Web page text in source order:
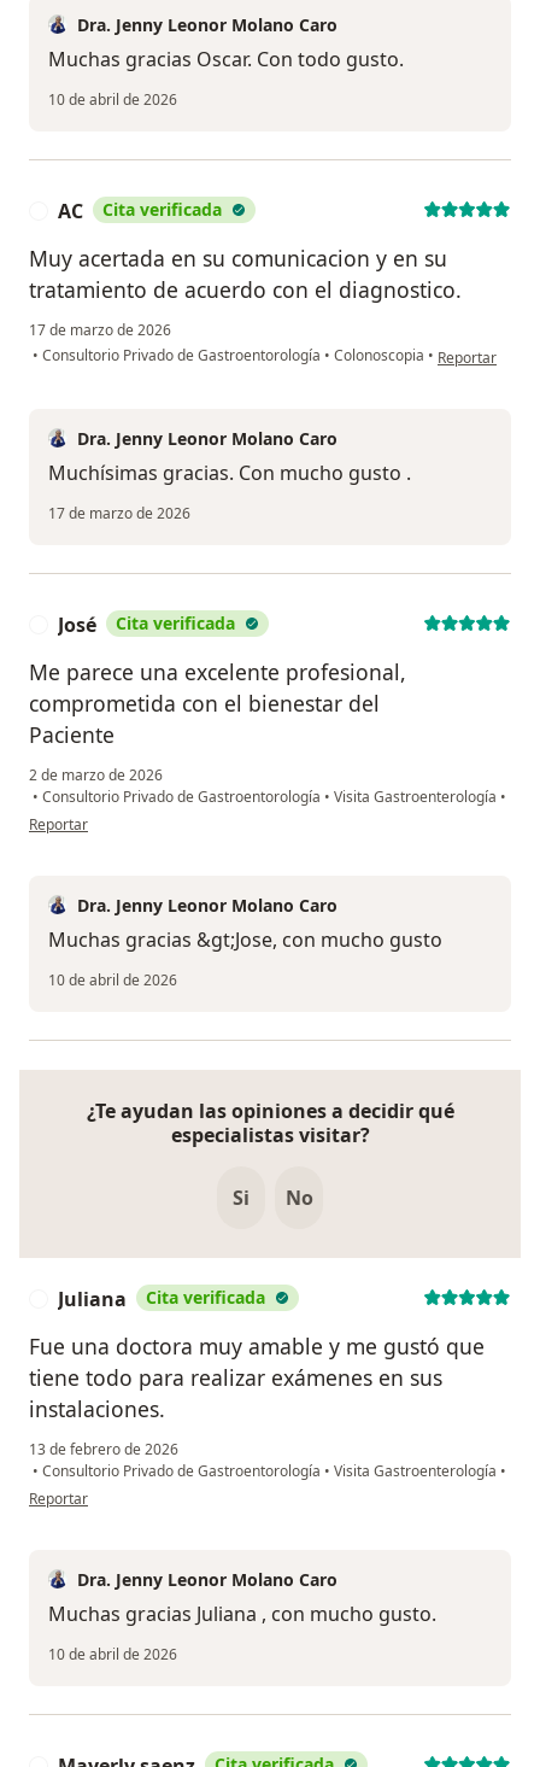
Dra. Jenny Leonor Molano Caro
Muchas gracias Oscar. Con todo gusto.
10 de abril de 2026
AC Cita verificada
Muy acertada en su comunicacion y en su
tratamiento de acuerdo con el diagnostico.
17 de marzo de 2026
• Consultorio Privado de Gastroentorología • Colonoscopia • en opinión del
Reportar
Dra. Jenny Leonor Molano Caro
Muchísimas gracias. Con mucho gusto .
17 de marzo de 2026
José Cita verificada
Me parece una excelente profesional,
comprometida con el bienestar del
Paciente
2 de marzo de 2026
• Consultorio Privado de Gastroentorología • Visita Gastroenterología •
en opinión del usuario José
Reportar
Dra. Jenny Leonor Molano Caro
Muchas gracias &gt;Jose, con mucho gusto
10 de abril de 2026
¿Te ayudan las opiniones a decidir qué
especialistas visitar?
Si No
Juliana Cita verificada
Fue una doctora muy amable y me gustó que
tiene todo para realizar exámenes en sus
instalaciones.
13 de febrero de 2026
• Consultorio Privado de Gastroentorología • Visita Gastroenterología •
en opinión del usuario Juliana
Reportar
Dra. Jenny Leonor Molano Caro
Muchas gracias Juliana , con mucho gusto.
10 de abril de 2026